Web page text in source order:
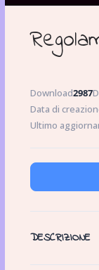
Download2987
Data di
Ultimo
DESCRIZIONE